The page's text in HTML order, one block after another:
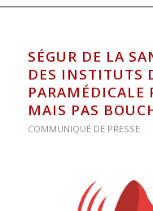
SÉGUR DE LA
DES INSTITUTS
PARAMÉDICALE
MAIS PAS
COMMUNIQUÉ DE PRESSE